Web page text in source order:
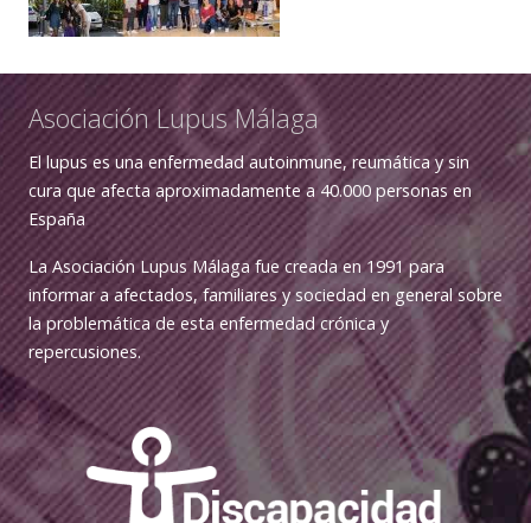
Asociación Lupus Málaga
El lupus es una enfermedad autoinmune, reumática y sin
cura que afecta aproximadamente a 40.000 personas en
España
La Asociación Lupus Málaga fue creada en 1991 para
informar a afectados, familiares y sociedad en general sobre
la problemática de esta enfermedad crónica y
repercusiones.